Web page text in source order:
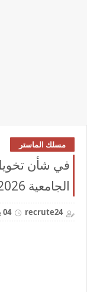
مسلك الماستر
في شأن
الجامعية 2026-2025
recrute24 04 يناير 2026